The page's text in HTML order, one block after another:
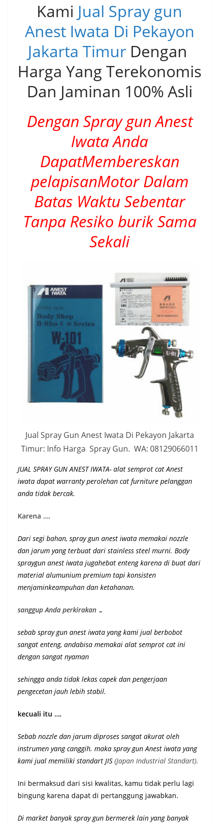
Kami Jual Spray gun
Anest Iwata Di Pekayon
Jakarta Timur Dengan
Harga Yang Terekonomis
Dan Jaminan 100% Asli
Dengan Spray gun Anest
Iwata Anda
DapatMembereskan
pelapisanMotor Dalam
Batas Waktu Sebentar
Tanpa Resiko burik Sama
Sekali
Jual Spray Gun Anest Iwata Di Pekayon Jakarta
Timur: Info Harga Spray Gun. WA: 08129066011
JUAL SPRAY GUN ANEST IWATA- alat semprot cat Anest
iwata dapat warranty perolehan cat furniture pelanggan
anda tidak bercak.
Karena ….
Dari segi bahan, spray gun anest iwata memakai nozzle
dan jarum yang terbuat dari stainless steel murni. Body
spraygun anest iwata jugahebat enteng karena di buat dari
material alumunium premium tapi konsisten
menjaminkeampuhan dan ketahanan.
sanggup Anda perkirakan …
sebab spray gun anest iwata yang kami jual berbobot
sangat enteng, andabisa memakai alat semprot cat ini
dengan sangat nyaman
sehingga anda tidak lekas capek dan pengerjaan
pengecetan jauh lebih stabil.
kecuali itu ….
Sebab nozzle dan jarum diproses sangat akurat oleh
instrumen yang canggih. maka spray gun Anest iwata yang
kami jual memiliki standart JIS (Japan Industrial Standart).
Ini bermaksud dari sisi kwalitas, kamu tidak perlu lagi
bingung karena dapat di pertanggung jawabkan.
Di market banyak spray gun bermerek lain yang banyak